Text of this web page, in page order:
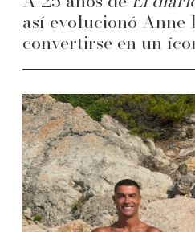
así evolucionó Anne
convertirse en un